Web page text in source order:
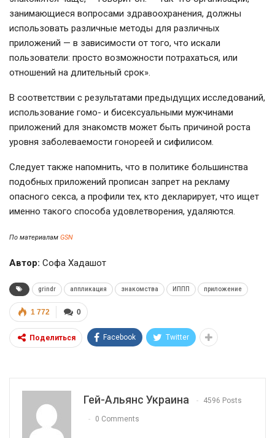
занимающиеся вопросами здравоохранения, должны
использовать различные методы для различных
приложений — в зависимости от того, что искали
пользователи: просто возможности потрахаться, или
отношений на длительный срок».
В соответствии с результатами предыдущих исследований,
использование гомо- и бисексуальными мужчинами
приложений для знакомств может быть причиной роста
уровня заболеваемости гонореей и сифилисом.
Следует также напомнить, что в политике большинства
подобных приложений прописан запрет на рекламу
опасного секса, а профили тех, кто декларирует, что ищет
именно такого способа удовлетворения, удаляются.
По материалам GSN
Автор: Софа Хадашот
grindr аппликация знакомства ИППП приложение
0
1 772
Поделиться Facebook Twitter
Гей-Альянс Украина 4596 Posts
0 Comments